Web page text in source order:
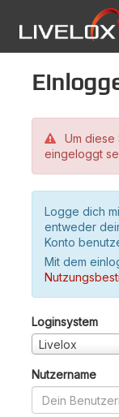
Um diese
eingeloggt
Logge dich
entweder
Konto
Mit dem
Loginsystem
Livelox
Nutzername